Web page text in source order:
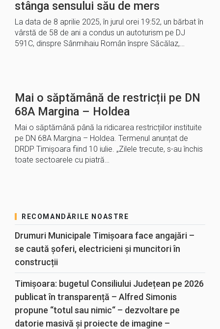
stânga sensului său de mers
La data de 8 aprilie 2025, în jurul orei 19:52, un bărbat în
vârstă de 58 de ani a condus un autoturism pe DJ
591C, dinspre Sânmihaiu Român înspre Săcălaz,…
Mai o săptămână de restricții pe DN
68A Margina – Holdea
Mai o săptămână până la ridicarea restricțiilor instituite
pe DN 68A Margina – Holdea. Termenul anunțat de
DRDP Timișoara fiind 10 iulie. „Zilele trecute, s-au închis
toate sectoarele cu piatră…
RECOMANDĂRILE NOASTRE
Drumuri Municipale Timișoara face angajări –
se caută șoferi, electricieni și muncitori în
construcții
Timișoara: bugetul Consiliului Județean pe 2026
publicat în transparență – Alfred Simonis
propune “totul sau nimic“ – dezvoltare pe
datorie masivă și proiecte de imagine –